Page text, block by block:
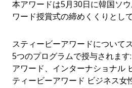
本アワードは5月30日に韓国ソ
ワード授賞式の締めくくりとし
スティービーアワードについて
5つのプログラムで授与されま
アワード、インターナショナル
ティービーアワード ビジネス女